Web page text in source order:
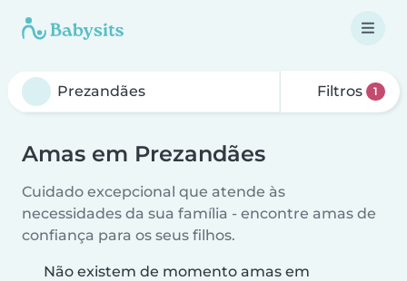
Filtros 1
Amas em Prezandães
Cuidado excepcional que atende às
necessidades da sua família - encontre amas de
confiança para os seus filhos.
Não existem de momento amas em